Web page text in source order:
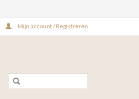
Mijn account / Registreren